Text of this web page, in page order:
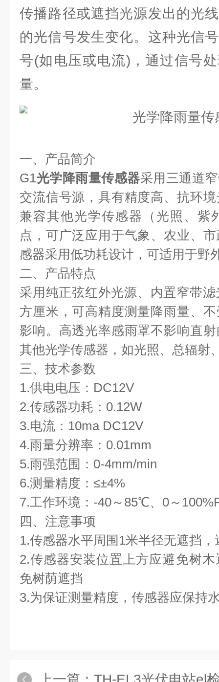
传播路径或遮挡光源发出的光
的光信号发生变化。这种光信
号(如电压或电流)，通过信号
量。
一、产品简介
G1光学降雨量传感器采用三通道
交流信号源，具有精度高、抗环
兼容其他光学传感器（光照、紫
点，可广泛应用于气象、农业、
感器采用低功耗设计，可适用于野
二、产品特点
采用纯正弦红外光源、内置窄带
方厘米，可高精度测量降雨量、
影响。高透光率感雨罩不影响直
其他光学传感器，如光照、总辐射
三、技术参数
1.供电电压：DC12V
2.传感器功耗：0.12W
3.电流：10ma DC12V
4.雨量分辨率：0.01mm
5.雨强范围：0-4mm/min
6.测量精度：≤±4%
7.工作环境：-40～85℃、0～
四、注意事项
1.传感器水平周围1米半径无遮挡
2.传感器安装位置上方应避免树
免树荫遮挡
3.为保证测量精度，传感器应保持